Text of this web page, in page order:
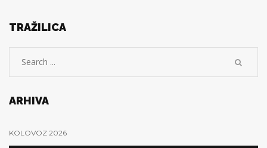
TRAŽILICA
ARHIVA
KOLOVOZ 2026